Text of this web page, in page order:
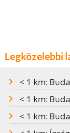
Legközelebbi
< 1 km:
< 1 km:
< 1 km: